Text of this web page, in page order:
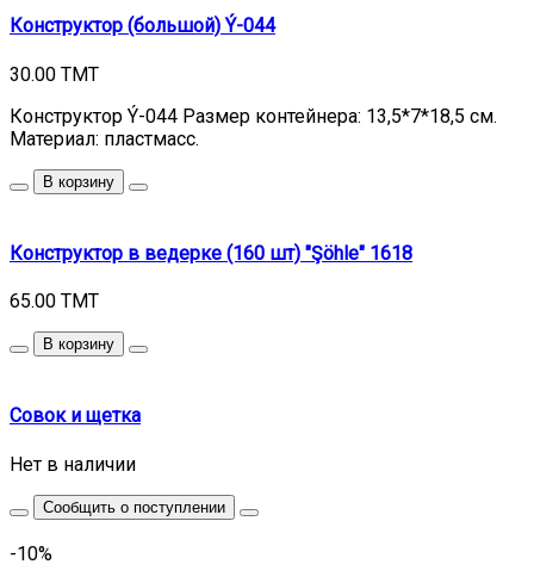
Конструктор (большой) Ý-044
30.00 TMT
Конструктор Ý-044 Размер контейнера: 13,5*7*18,5 см.
Материал: пластмасс.
В корзину
Конструктор в ведерке (160 шт) "Şöhle" 1618
65.00 TMT
В корзину
Cовок и щетка
Нет в наличии
Сообщить о поступлении
-10%